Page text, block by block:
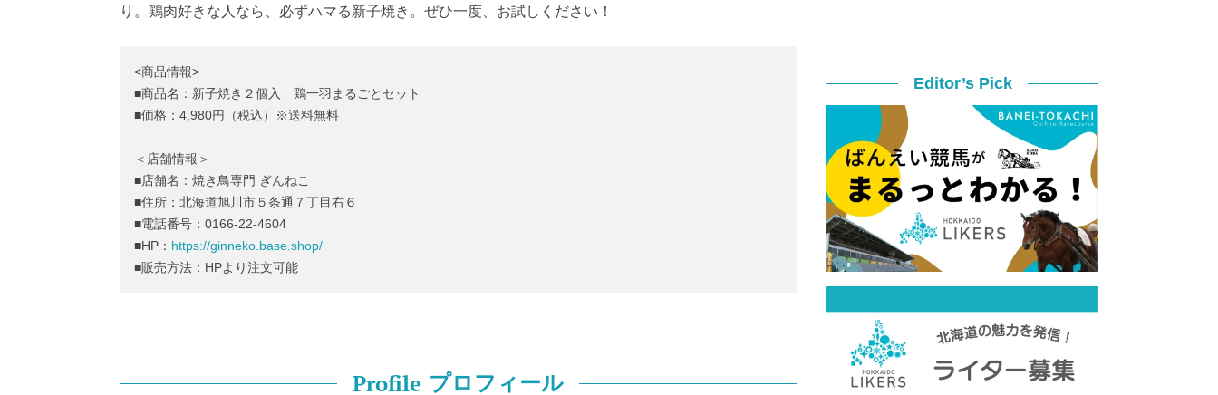
り。鶏肉好きな人なら、必ずハマる新子焼き。ぜひ一度、お試しください！
<商品情報>
■商品名：新子焼き２個入 鶏一羽まるごとセット
■価格：4,980円（税込）※送料無料
＜店舗情報＞
■店舗名：焼き鳥専門 ぎんねこ
■住所：北海道旭川市５条通７丁目右６
■電話番号：0166-22-4604
■HP： https://ginneko.base.shop/
■販売方法：HPより注文可能
Profile プロフィール
Editor’s Pick